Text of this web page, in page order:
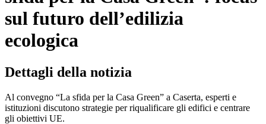
sul futuro dell’edilizia
ecologica
Dettagli della notizia
Al convegno “La sfida per la Casa Green” a Caserta, esperti e
istituzioni discutono strategie per riqualificare gli edifici e centrare
gli obiettivi UE.